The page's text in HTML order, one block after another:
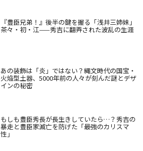
『豊臣兄弟！』後半の鍵を握る「浅井三姉妹」
茶々・初・江——秀吉に翻弄された波乱の生涯
あの装飾は「炎」ではない？縄文時代の国宝・
火焔型土器、5000年前の人々が刻んだ謎とデザ
インの秘密
もしも豊臣秀長が長生きしていたら…？秀吉の
暴走と豊臣家滅亡を防げた「最強のカリスマ
性」